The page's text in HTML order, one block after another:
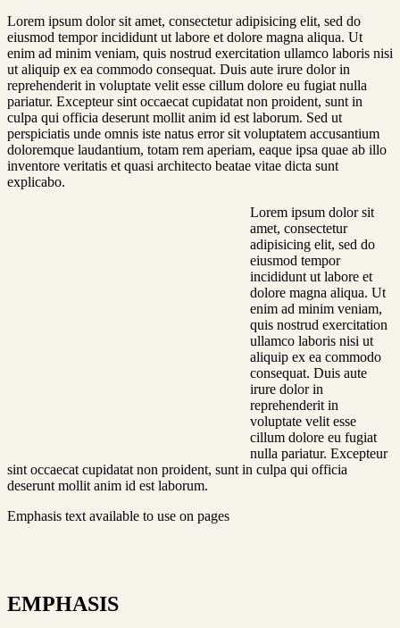
Lorem ipsum dolor sit amet, consectetur adipisicing elit, sed do
eiusmod tempor incididunt ut labore et dolore magna aliqua. Ut
enim ad minim veniam, quis nostrud exercitation ullamco laboris nisi
ut aliquip ex ea commodo consequat. Duis aute irure dolor in
reprehenderit in voluptate velit esse cillum dolore eu fugiat nulla
pariatur. Excepteur sint occaecat cupidatat non proident, sunt in
culpa qui officia deserunt mollit anim id est laborum. Sed ut
perspiciatis unde omnis iste natus error sit voluptatem accusantium
doloremque laudantium, totam rem aperiam, eaque ipsa quae ab illo
inventore veritatis et quasi architecto beatae vitae dicta sunt
explicabo.
Lorem ipsum dolor sit
amet, consectetur
adipisicing elit, sed do
eiusmod tempor
incididunt ut labore et
dolore magna aliqua. Ut
enim ad minim veniam,
quis nostrud exercitation
ullamco laboris nisi ut
aliquip ex ea commodo
consequat. Duis aute
irure dolor in
reprehenderit in
voluptate velit esse
cillum dolore eu fugiat
nulla pariatur. Excepteur
sint occaecat cupidatat non proident, sunt in culpa qui officia
deserunt mollit anim id est laborum.
Emphasis text available to use on pages
EMPHASIS